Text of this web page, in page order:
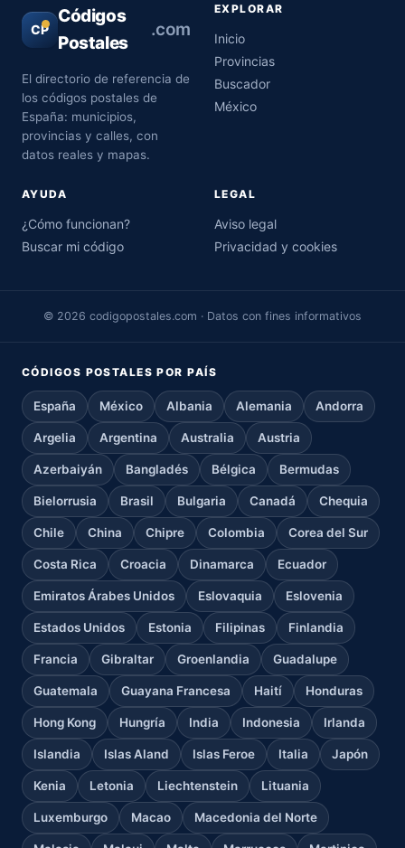
CP
Códigos
Postales
.com
El directorio de referencia de
los códigos postales de
España: municipios,
provincias y calles, con
datos reales y mapas.
EXPLORAR
Inicio
Provincias
Buscador
México
AYUDA
¿Cómo funcionan?
Buscar mi código
LEGAL
Aviso legal
Privacidad y cookies
© 2026 codigopostales.com · Datos con fines informativos
CÓDIGOS POSTALES POR PAÍS
España México Albania Alemania Andorra
Argelia Argentina Australia Austria
Azerbaiyán Bangladés Bélgica Bermudas
Bielorrusia Brasil Bulgaria Canadá Chequia
Chile China Chipre Colombia Corea del Sur
Costa Rica Croacia Dinamarca Ecuador
Emiratos Árabes Unidos Eslovaquia Eslovenia
Estados Unidos Estonia Filipinas Finlandia
Francia Gibraltar Groenlandia Guadalupe
Guatemala Guayana Francesa Haití Honduras
Hong Kong Hungría India Indonesia Irlanda
Islandia Islas Aland Islas Feroe Italia Japón
Kenia Letonia Liechtenstein Lituania
Luxemburgo Macao Macedonia del Norte